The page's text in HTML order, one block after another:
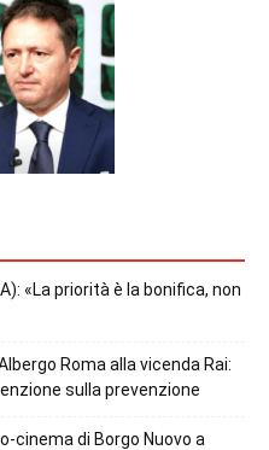
«La priorità è la bonifica, non
Roma alla vicenda Rai:
sulla prevenzione
cinema di Borgo Nuovo a